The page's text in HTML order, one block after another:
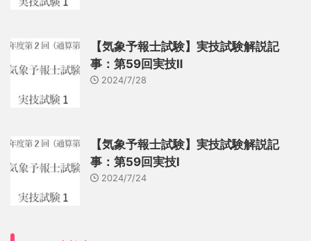
【気象予報士試験】実技試験解説記
事：第59回実技Ⅱ
2024/7/28
【気象予報士試験】実技試験解説記
事：第59回実技Ⅰ
2024/7/24